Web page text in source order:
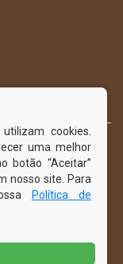
cookies.
uma melhor
botão “Aceitar”
nosso site. Para
Política de